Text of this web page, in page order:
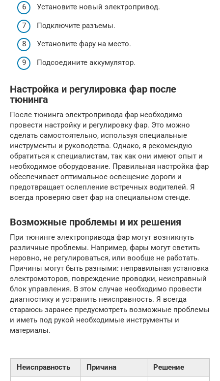
Установите новый электропривод.
Подключите разъемы.
Установите фару на место.
Подсоедините аккумулятор.
Настройка и регулировка фар после
тюнинга
После тюнинга электропривода фар необходимо
провести настройку и регулировку фар. Это можно
сделать самостоятельно, используя специальные
инструменты и руководства. Однако, я рекомендую
обратиться к специалистам, так как они имеют опыт и
необходимое оборудование. Правильная настройка фар
обеспечивает оптимальное освещение дороги и
предотвращает ослепление встречных водителей. Я
всегда проверяю свет фар на специальном стенде.
Возможные проблемы и их решения
При тюнинге электропривода фар могут возникнуть
различные проблемы. Например, фары могут светить
неровно, не регулироваться, или вообще не работать.
Причины могут быть разными: неправильная установка
электромоторов, повреждение проводки, неисправный
блок управления. В этом случае необходимо провести
диагностику и устранить неисправность. Я всегда
стараюсь заранее предусмотреть возможные проблемы
и иметь под рукой необходимые инструменты и
материалы.
Неисправность Причина
Решение